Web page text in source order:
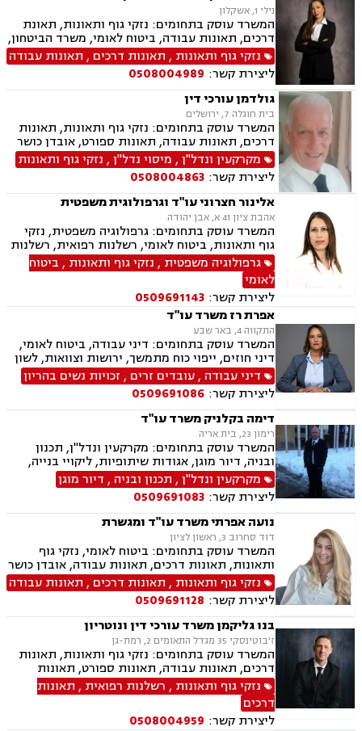
נילי 1, אשקלון
המשרד עוסק בתחומים: נזקי גוף ותאונות, תאונת
דרכים, תאונות עבודה, ביטוח לאומי, משרד הביטחון,
נכי צה"ל, נזקי רכוש, ירושות וצוואות, ייפוי כוח
מתמשך, תאונות עקב רשלנות, תאונות תלמידים.
נזקי גוף ותאונות , תאונות דרכים , תאונות עבודה
ליצירת קשר: 0508004989
גולדמן עורכי דין
בית חוגלה 7, ירושלים
המשרד עוסק בתחומים: נזקי גוף ותאונות, תאונות
דרכים, תאונות עבודה, תאונות ספורט, אובדן כושר
עבודה, תאונות עקב רשלנות, תביעות ביטוח ונזקי
רכוש, ביטוח לאומי, רשלנות רפואית, מקרקעין
ונדל"ן, אזרחות זרה ודרכון זר, דיני חוזים, דיני
ספורט, לשון הרע, ירושות וצוואות, מיסוי נדל"ן.
מקרקעין ונדל"ן, מיסוי נדל"ן, נזקי גוף ותאונות
ליצירת קשר: 0508004863
אלינור חצרוני עו"ד וגרפולוגית משפטית
אהבת ציון 41 א, אבן יהודה
המשרד עוסק בתחומים: גרפולוגיה משפטית, נזקי
גוף ותאונות, ביטוח לאומי, רשלנות רפואית, רשלנות
רפואית שיניים, תאונות דרכים, תאונות עבודה,
תאונות תלמידים, נזקי גוף, אובדן כושר עבודה,
תאונות אישיות, תאונות עקב רשלנות, בריאות
הנפש, נפגעי עבירה
גרפולוגיה משפטית , נזקי גוף ותאונות , ביטוח
לאומי
ליצירת קשר: 0509691143
אפרת רז משרד עו"ד
התקווה 4, באר שבע
המשרד עוסק בתחומים: דיני עבודה, ביטוח לאומי,
דיני חוזים, ייפוי כוח מתמשך, ירושות וצוואות, לשון
הרע, מקרקעין ונדל"ן, נזקי גוף ותאונות
דיני עבודה ,עובדים זרים , זכויות נשים בהריון
ליצירת קשר: 0509691086
דימה בקלניק משרד עו"ד
רימון 23, בית אריה
המשרד עוסק בתחומים: מקרקעין ונדל"ן, תכנון
ובניה, דיור מוגן, אגודות שיתופיות, ליקויי בנייה,
מושבים וקיבוצים, פינוי בינוי, קבוצות רכישה,
עסקאות מכר דירה, פינוי מושכר, נחלות ומשקים
במושבים, רשות מקרקעי ישראל, צווי הריסה, רישום
קבלנים, בתים משותפים, וכו', דיני משפחה, גישור
במשפחה, פונדקאות, ידועים בציבור אפוטרופסות,
הסכמי ממון, אבהות, מזונות, משמורת, גירושין,
הורות חד מינית, נישואים אזרחיים, חוק הנוער,
אימוץ, חלוקת רכוש, מעמד אישי, תיאום הורי וכו'
נזקי גוף ותאונות
מקרקעין ונדל"ן, תכנון ובניה , דיור מוגן
ליצירת קשר: 0509691083
נועה אפרתי משרד עו"ד ומגשרת
דוד סחרוב 3, ראשון לציון
המשרד עוסק בתחומים: ביטוח לאומי, נזקי גוף
ותאונות, תאונות דרכים, תאונות עבודה, אובדן כושר
עבודה, תאונות תלמידים, תאונות עקב רשלנות,
רשלנות רפואית, רשלנות רפואית- הריון ולידה,
רשלנות רפואית - רפואת שיניים, צבא ומשרד
הבטחון, נכי צה"ל, משפט צבאי.
נזקי גוף ותאונות , תאונות דרכים , תאונות עבודה
ליצירת קשר: 0509691128
בנו גליקמן משרד עורכי דין ונוטריון
ז'בוטינסקי 35 מגדל התאומים 2, רמת-גן
המשרד עוסק בתחומים: נזקי גוף ותאונות, תאונות
דרכים, תאונות עבודה, תאונות ספורט, תאונות
תלמידים, תאונות עקב רשלנות ביטוח לאומי,
רשלנות רפואית, רשלנות רפואית הריון ולידה,
רשלנות רפואית - רפואת שיניים, נוטריון
נזקי גוף ותאונות , רשלנות רפואית , תאונות
דרכים
ליצירת קשר: 0508004959